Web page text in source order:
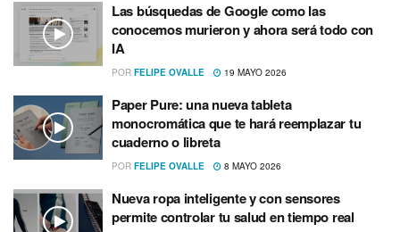
Las búsquedas de Google como las
conocemos murieron y ahora será todo con
IA
POR FELIPE OVALLE 19 MAYO 2026
Paper Pure: una nueva tableta
monocromática que te hará reemplazar tu
cuaderno o libreta
POR FELIPE OVALLE 8 MAYO 2026
Nueva ropa inteligente y con sensores
permite controlar tu salud en tiempo real